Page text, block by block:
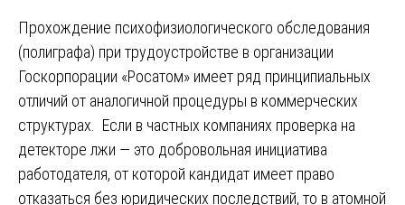
Прохождение психофизиологического обследования
(полиграфа) при трудоустройстве в организации
Госкорпорации «Росатом» имеет ряд принципиальных
отличий от аналогичной процедуры в коммерческих
структурах. Если в частных компаниях проверка на
детекторе лжи — это добровольная инициатива
работодателя, от которой кандидат имеет право
отказаться без юридических последствий, то в атомной